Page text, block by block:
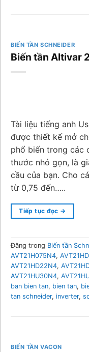
BIẾN TẦN SCHNEIDER
Biến tần Altivar
Tài liệu tiếng anh
được thiết kế mở
phổ biến trong các
thước nhỏ gọn, là
cầu của bạn. Cho
từ 0,75 đến…..
Tiếp tục đọc →
Đăng trong Biến tần
AVT21H075N4,
AVT21HD22N4,
AVT21HU30N4,
ban bien tan, bien tan,
tan schneider, inverter,
BIẾN TẦN VACON